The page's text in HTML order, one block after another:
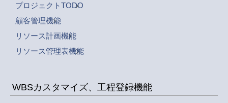
プロジェクトTODO
顧客管理機能
リソース計画機能
リソース管理表機能
WBSカスタマイズ、工程登録機能